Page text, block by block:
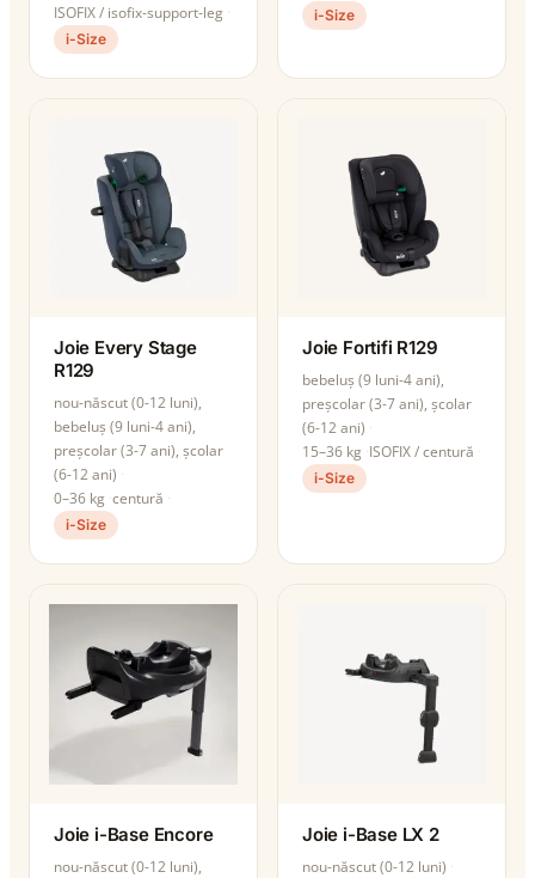
ISOFIX / isofix-support-leg
i-Size
i-Size
Joie Every Stage
R129
nou-născut (0-12 luni),
bebeluș (9 luni-4 ani),
preșcolar (3-7 ani), școlar
(6-12 ani)
0–36 kg centură
i-Size
Joie Fortifi R129
bebeluș (9 luni-4 ani),
preșcolar (3-7 ani), școlar
(6-12 ani)
15–36 kg ISOFIX / centură
i-Size
Joie i-Base Encore
nou-născut (0-12 luni),
Joie i-Base LX 2
nou-născut (0-12 luni)